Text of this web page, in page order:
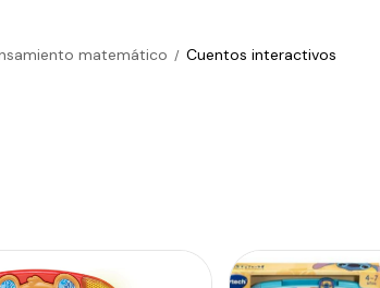
matemático / Cuentos interactivos